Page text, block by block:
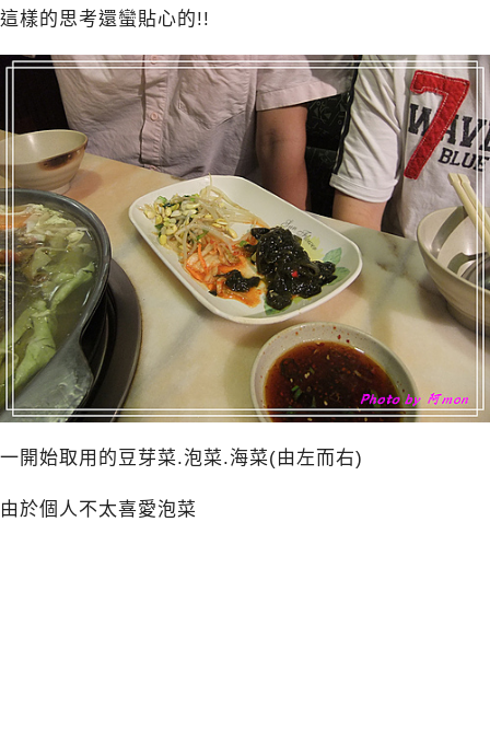
這樣的思考還蠻貼心的!!
一開始取用的豆芽菜.泡菜.海菜(由左而右)
由於個人不太喜愛泡菜